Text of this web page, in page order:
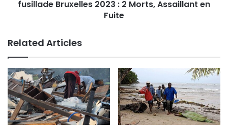
fusillade Bruxelles 2023 : 2 Morts, Assaillant en
Fuite
Related Articles